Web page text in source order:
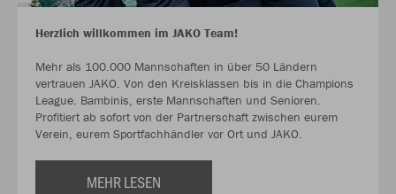
Herzlich willkommen im JAKO Team!
Mehr als 100.000 Mannschaften in über 50 Ländern
vertrauen JAKO. Von den Kreisklassen bis in die Champions
League. Bambinis, erste Mannschaften und Senioren.
Profitiert ab sofort von der Partnerschaft zwischen eurem
Verein, eurem Sportfachhändler vor Ort und JAKO.
MEHR LESEN